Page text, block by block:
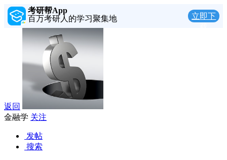
考研帮App
百万考研人的学习聚集地
立即下
返回
金融学 关注
发帖
搜索